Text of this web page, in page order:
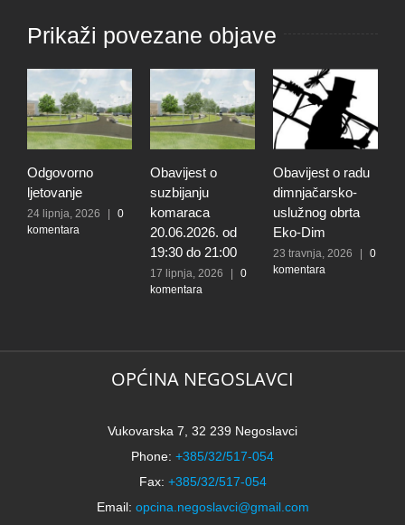
Prikaži povezane objave
Odgovorno
ljetovanje
24 lipnja, 2026
0
komentara
Obavijest o
suzbijanju
komaraca
20.06.2026. od
19:30 do 21:00
17 lipnja, 2026
0
komentara
Obavijest o radu
dimnjačarsko-
uslužnog obrta
Eko-Dim
23 travnja, 2026
0
komentara
OPĆINA NEGOSLAVCI
Vukovarska 7, 32 239 Negoslavci
Phone: +385/32/517-054
Fax: +385/32/517-054
Email: opcina.negoslavci@gmail.com